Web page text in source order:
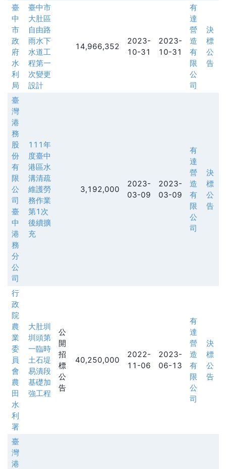
臺
中
市
政
府
水
利
局
臺中市
大肚區
自由路
雨水下
水道工
程第一
次變更
設計
14,966,352
2023-
10-31
2023-
10-31
有
達
營
造
有
限
公
司
決
標
公
告
臺
灣
港
務
股
份
有
限
公
司
臺
中
港
務
分
公
司
111年
度臺中
港區水
溝清疏
維護勞
務作業
第1次
後續擴
充
3,192,000
2023-
03-09
2023-
03-09
有
達
營
造
有
限
公
司
決
標
公
告
行
政
院
農
業
委
員
會
農
田
水
利
署
大肚圳
圳頭第
一臨時
土石堤
易潰段
基礎加
強工程
公
開
招
標
公
告
40,250,000
2022-
11-06
2023-
06-13
有
達
營
造
有
限
公
司
決
標
公
告
臺
灣
港